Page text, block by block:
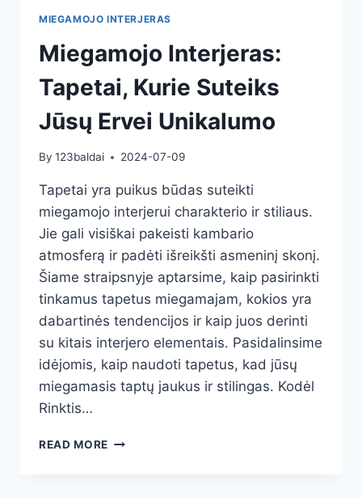
MIEGAMOJO INTERJERAS
Miegamojo Interjeras:
Tapetai, Kurie Suteiks
Jūsų Ervei Unikalumo
By 123baldai 2024-07-09
Tapetai yra puikus būdas suteikti
miegamojo interjerui charakterio ir stiliaus.
Jie gali visiškai pakeisti kambario
atmosferą ir padėti išreikšti asmeninį skonį.
Šiame straipsnyje aptarsime, kaip pasirinkti
tinkamus tapetus miegamajam, kokios yra
dabartinės tendencijos ir kaip juos derinti
su kitais interjero elementais. Pasidalinsime
idėjomis, kaip naudoti tapetus, kad jūsų
miegamasis taptų jaukus ir stilingas. Kodėl
Rinktis…
READ MORE MIEGAMOJO